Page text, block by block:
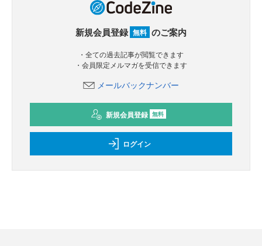
新規会員登録 無料 のご案内
・全ての過去記事が閲覧できます
・会員限定メルマガを受信できます
メールバックナンバー
新規会員登録 無料
ログイン